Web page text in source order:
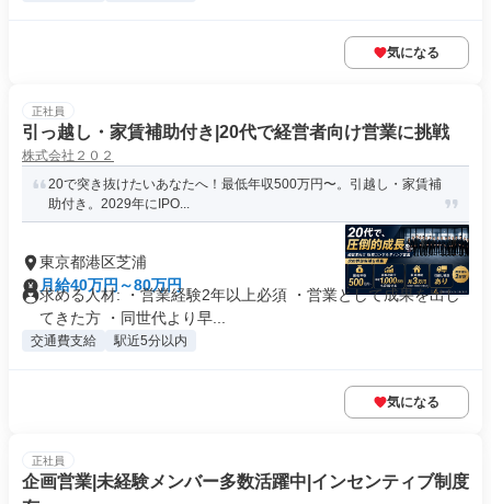
気になる
正社員
引っ越し・家賃補助付き|20代で経営者向け営業に挑戦
株式会社２０２
20で突き抜けたいあなたへ！最低年収500万円〜。引越し・家賃補
助付き。2029年にIPO...
東京都港区芝浦
月給40万円～80万円
求める人材: ・営業経験2年以上必須 ・営業として成果を出し
てきた方 ・同世代より早...
交通費支給 駅近5分以内
気になる
正社員
企画営業|未経験メンバー多数活躍中|インセンティブ制度